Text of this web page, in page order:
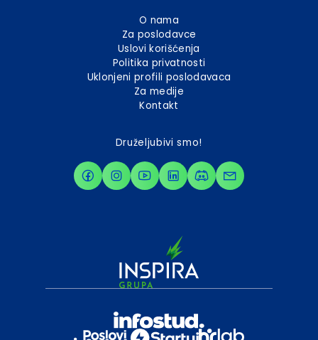
O nama
Za poslodavce
Uslovi korišćenja
Politika privatnosti
Uklonjeni profili poslodavaca
Za medije
Kontakt
Druželjubivi smo!